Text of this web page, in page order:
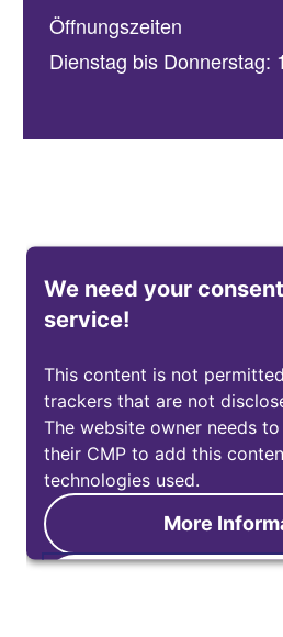
Öffnungszeiten
Dienstag bis Donnerstag:
We need your
service!
This content is not
trackers that are not
The website owner needs
their CMP to add this
technologies used.
More